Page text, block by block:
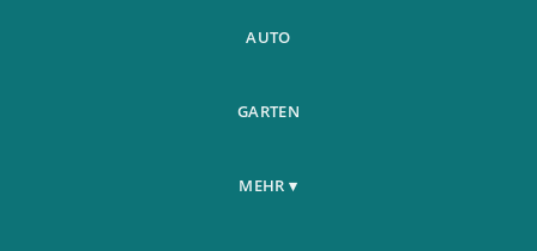
AUTO
GARTEN
MEHR ▾